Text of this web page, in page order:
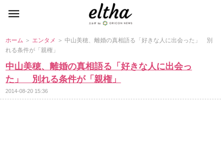
ホーム ＞ エンタメ ＞ 中山美穂、離婚の真相語る「好きな人に出会った」 別
れる条件が「親権」
中山美穂、離婚の真相語る「好きな人に出会っ
た」 別れる条件が「親権」
2014-08-20 15:36